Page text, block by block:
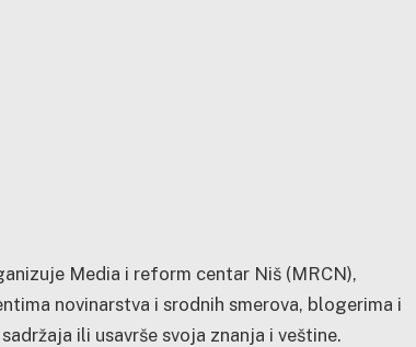
Media i reform centar Niš (MRCN),
novinarstva i srodnih smerova, blogerima i
ili usavrše svoja znanja i veštine.